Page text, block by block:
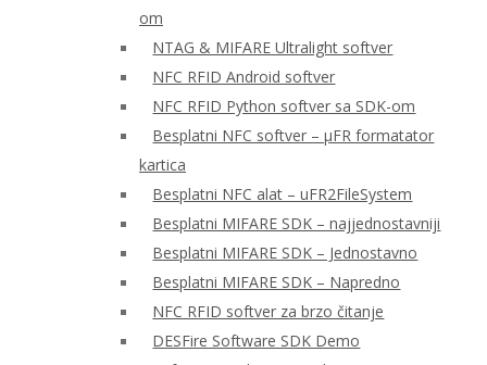
om
NTAG & MIFARE Ultralight softver
NFC RFID Android softver
NFC RFID Python softver sa SDK-om
Besplatni NFC softver – μFR formatator
kartica
Besplatni NFC alat – uFR2FileSystem
Besplatni MIFARE SDK – najjednostavniji
Besplatni MIFARE SDK – Jednostavno
Besplatni MIFARE SDK – Napredno
NFC RFID softver za brzo čitanje
DESFire Software SDK Demo